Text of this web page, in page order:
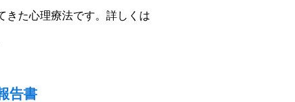
きた心理療法です。詳しくは
告書